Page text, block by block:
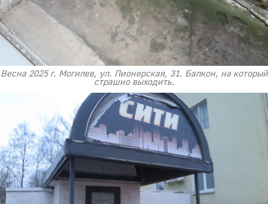
Весна 2025 г. Могилев, ул. Пионерская, 31. Балкон, на который
страшно выходить.